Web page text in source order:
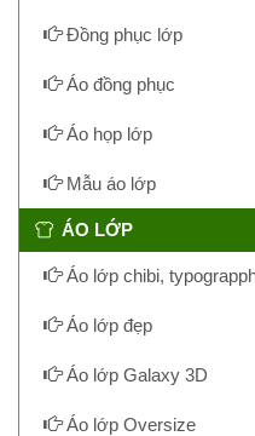
Đồng phục lớp
Áo đồng phục
Áo họp lớp
Mẫu áo lớp
ÁO LỚP
Áo lớp chibi,
Áo lớp đẹp
Áo lớp Galaxy 3D
Áo lớp Oversize